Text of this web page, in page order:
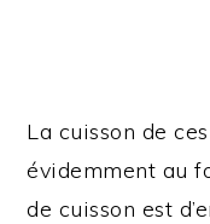
La cuisson de
évidemment au
de cuisson est